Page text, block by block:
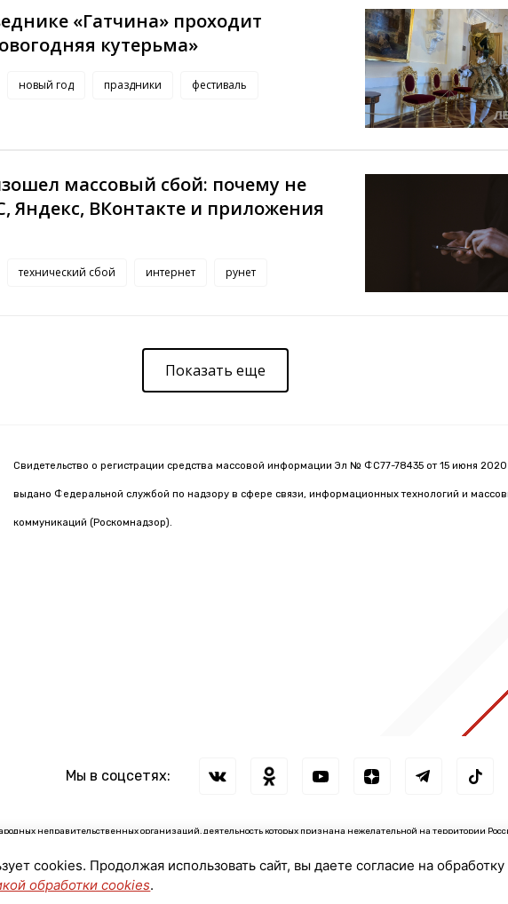
«Гатчина» проходит
кутерьма»
новый год праздники фестиваль
массовый сбой: почему не
Яндекс, ВКонтакте и приложения
технический сбой интернет рунет
Показать еще
Свидетельство о регистрации средства массовой информации Эл № ФС77-78435 от 15 июня 2020
выдано Федеральной службой по надзору в сфере связи, информационных технологий и
коммуникаций (Роскомнадзор).
Мы в соцсетях:
неправительственных организаций, деятельность которых признана нежелательной на территории
признанные в России иностранными агентами: ↓
cookies. Продолжая использовать сайт, вы даете согласие на
обработки cookies.